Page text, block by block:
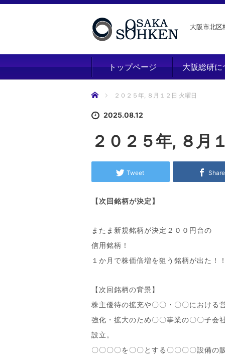
大阪市北
トップページ 大阪総研に
ホーム ２０２５年, ８月１２日 火曜日
2025.08.12
２０２５年, ８月
Tweet Share
【次回銘柄が決定】
またま新規銘柄が決定２００円台の
信用銘柄！
１か月で株価倍増を狙う銘柄が出た！！
【次回銘柄の背景】
株主優待の拡充や〇〇・〇〇における
強化・拡大のため〇〇事業の〇〇子会
設立。
〇〇〇〇を〇〇とする〇〇〇〇設備の